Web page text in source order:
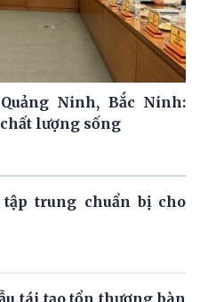
Ninh, Bắc Ninh:
lượng sống
trung chuẩn bị cho